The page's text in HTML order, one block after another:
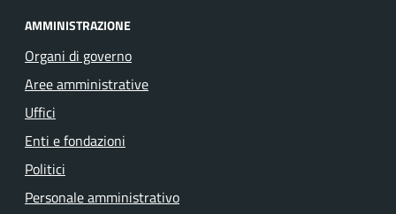
AMMINISTRAZIONE
Organi di governo
Aree amministrative
Uffici
Enti e fondazioni
Politici
Personale amministrativo